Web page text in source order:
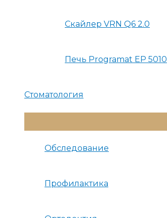
Скайлер VRN Q6 2.0
Печь Programat EP 5010
Стоматология
Меню
Обследование
Профилактика